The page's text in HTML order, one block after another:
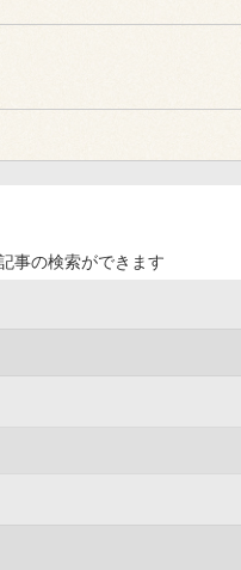
だきます☆ GWのお休み ２〜
フラー...
者の雪中...
だきます☆ 3月のお休み
事の検索ができます